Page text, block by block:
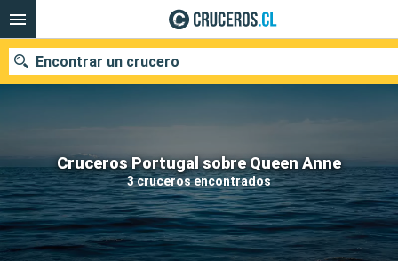
Cruceros Portugal sobre Queen Anne
3 cruceros encontrados
Encontrar un crucero
Nuestros destinos
Fecha de salida
Puertos Compañías